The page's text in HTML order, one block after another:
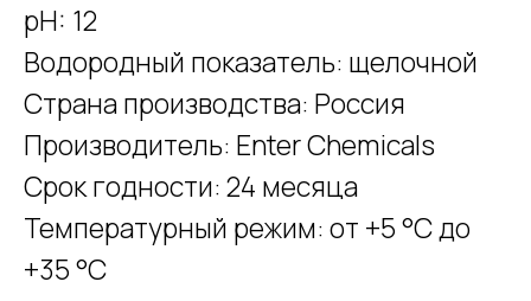
pH: 12
Водородный показатель: щелочной
Страна производства: Россия
Производитель: Enter Chemicals
Срок годности: 24 месяца
Температурный режим: от +5 °C до
+35 °C